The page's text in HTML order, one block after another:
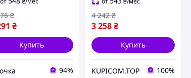
₴
₴
Купить
94%
22
3 258₴
4 242 ₴
Купить
KUPICOM.TOP 100%